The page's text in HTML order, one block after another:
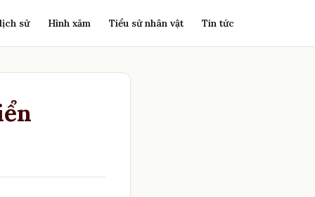
sử Hình xăm Tiểu sử nhân vật Tin tức